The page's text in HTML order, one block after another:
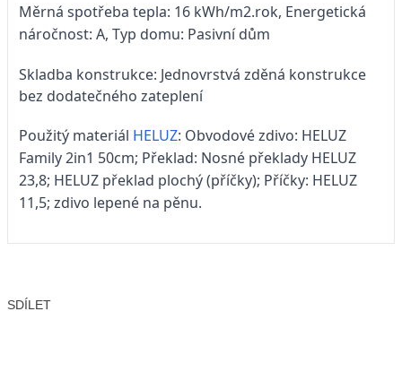
Měrná spotřeba tepla: 16 kWh/m2.rok, Energetická
náročnost: A, Typ domu: Pasivní dům
Skladba konstrukce: Jednovrstvá zděná konstrukce
bez dodatečného zateplení
Použitý materiál HELUZ: Obvodové zdivo: HELUZ
Family 2in1 50cm; Překlad: Nosné překlady HELUZ
23,8; HELUZ překlad plochý (příčky); Příčky: HELUZ
11,5; zdivo lepené na pěnu.
SDÍLET